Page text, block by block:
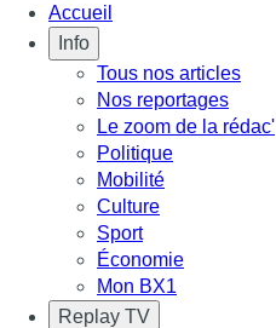
Accueil
Info
Tous nos articles
Nos reportages
Le zoom de la rédac'
Politique
Mobilité
Culture
Sport
Économie
Mon BX1
Replay TV